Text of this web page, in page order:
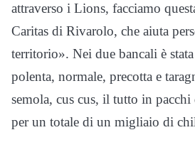
attraverso i Lions, facciamo
Caritas di Rivarolo, che aiuta
territorio». Nei due bancali è
polenta, normale, precotta e
semola, cus cus, il tutto in
per un totale di un migliaio di